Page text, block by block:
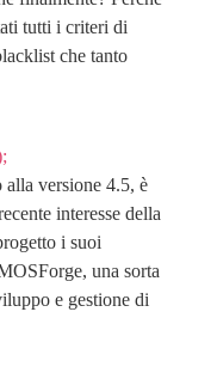
tutti i criteri di
che tanto
versione 4.5, è
interesse della
i suoi
una sorta
e gestione di
vi consiglio:…